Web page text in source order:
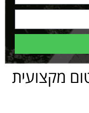
מקצועית